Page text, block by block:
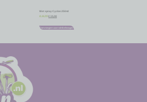
Wet spray Cyclon 250ml
€ 16,75 € 15,08
Toevoegen aan winkelwagen